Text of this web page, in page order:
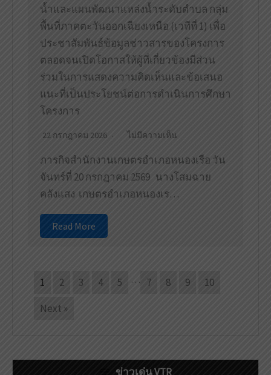
น้ำและแผนพัฒนาแหล่งน้ำระดับตำบล กลุ่ม
พื้นที่ภาคตะวันออกเฉียงเหนือ (เวทีที่ 1) เพื่อ
ประชาสัมพันธ์ข้อมูลช่าวสารของโครงการ
ตลอดจนเปิดโอกาสให้ผู้ที่เกี่ยวข้องมีส่วน
ร่วมในการแสดงความคิดเห็นและข้อเสนอ
แนะที่เป็นประโยชน์ต่อการดำเนินการศึกษา
โครงการ
22 กรกฎาคม 2026 ไม่มีความเห็น
ภารกิจสำนักงานเกษตรอำเภอหนองเรือ วัน
จันทร์ที่ 20 กรกฎาคม 2569 นางโสมฉาย
คลังแสง เกษตรอำเภอหนองเร…
Read More
1 2 3 4 5 … 7 8 9
10
Next »
ข่าวเด่น VTR